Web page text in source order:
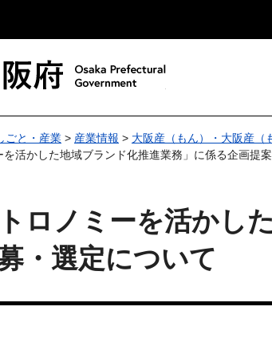
ごと・産業 > 産業情報 > 大阪産（もん）・大阪産（
を活かした地域ブランド化推進業務」に係る企画提
トロノミーを活かし
・選定について